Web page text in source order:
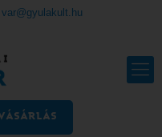
var@gyulakult.hu